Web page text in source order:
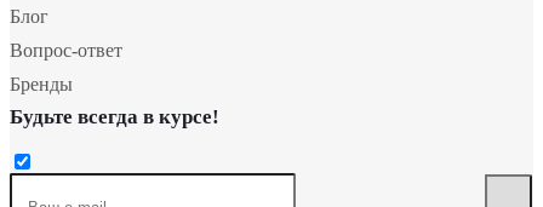
Блог
Вопрос-ответ
Бренды
Будьте всегда в курсе!